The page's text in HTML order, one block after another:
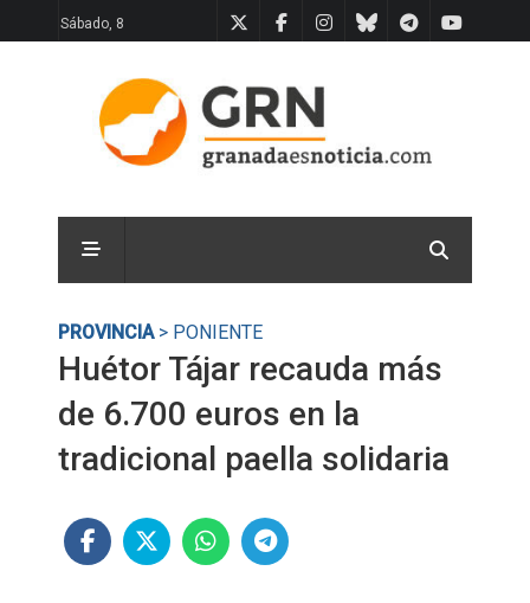
Sábado, 8
PROVINCIA> PONIENTE
Huétor Tájar recauda más
de 6.700 euros en la
tradicional paella solidaria